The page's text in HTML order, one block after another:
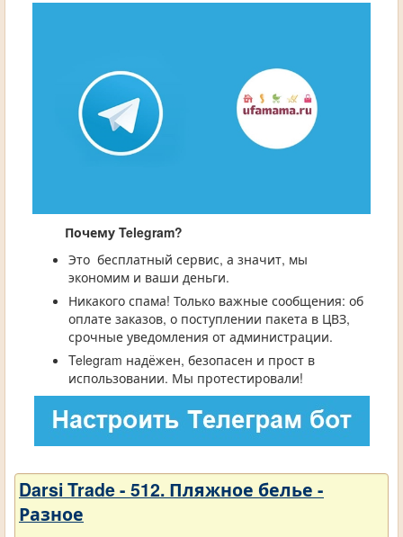
Почему Telegram?
Это бесплатный сервис, а значит, мы
экономим и ваши деньги.
Никакого спама! Только важные сообщения: об
оплате заказов, о поступлении пакета в ЦВЗ,
срочные уведомления от администрации.
Telegram надёжен, безопасен и прост в
использовании. Мы протестировали!
Darsi Trade - 512. Пляжное белье -
Разное